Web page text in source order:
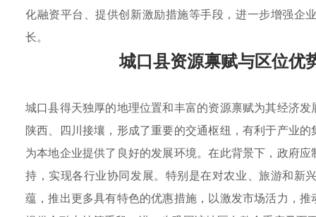
化融资平台、提供创新激励措施等手段，进一步增强企
长。
城口县资源禀赋与区位优
城口县得天独厚的地理位置和丰富的资源禀赋为其经济
陕西、四川接壤，形成了重要的交通枢纽，有利于产业
为本地企业提供了良好的发展环境。在此背景下，政府应
持，实现各行业协同发展。特别是在对农业、旅游和新
蕴，推出更多具有特色的优惠措施，以激发市场活力，